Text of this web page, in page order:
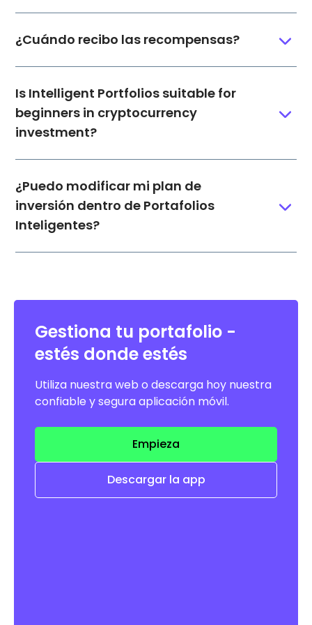
¿Cuándo recibo las recompensas?
Is Intelligent Portfolios suitable for
beginners in cryptocurrency
investment?
¿Puedo modificar mi plan de
inversión dentro de Portafolios
Inteligentes?
Gestiona tu portafolio -
estés donde estés
Utiliza nuestra web o descarga hoy nuestra
confiable y segura aplicación móvil.
Empieza
Descargar la app